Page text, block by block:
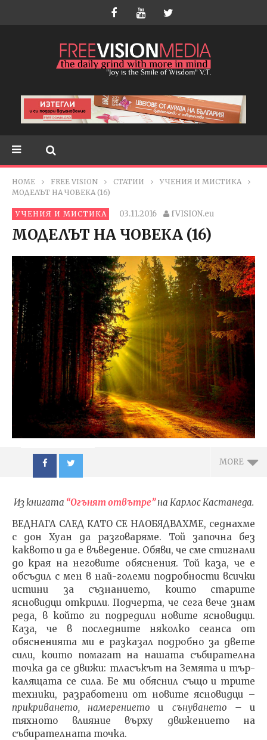
HOME FREE VISION СТАТИИ
УЧЕНИЯ И МИСТИКА
МОДЕЛЪТ НА ЧОВЕКА (16)
УЧЕНИЯ И МИСТИКА 03.11.2016 fVISION.eu
МОДЕЛЪТ НА ЧОВЕКА (16)
MORE
NOW VIEWING
МОДЕЛЪТ НА ЧОВЕКА (16)
03.11.2016
fVISION.eu
Из книгата “Огънят отвътре”на Карлос Кастанеда.
ВЕДНАГА СЛЕД КАТО СЕ НАОБЯДВАХМЕ, седнахме
с дон Хуан да разговаряме. Той започна без
каквото и да е въведение. Обяви, че сме стигнали
до края на негови­те обяснения. Той каза, че е
обсъдил с мен в най-големи подробности всички
истини за съзнанието, които стари­те
ясновидци открили. Подчерта, че сега вече знам
реда, в който ги подредили новите ясновидци.
Каза, че в последните няколко сеанса от
обясненията ми е раз­казал подробно за двете
сили, които помагат на нашата събирателна
точка да се движи: тласъкът на Земята и тър­
калящата се сила. Бе ми обяснил също и трите
техники, разработени от новите ясновидци –
прикриването, на­мерениетои сънуването –и
тяхното влияние върху дви­жението на
събирателната точка.